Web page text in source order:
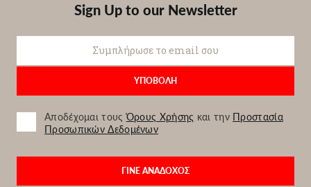
Sign Up to our Newsletter
Αποδέχομαι τουςΌρους Χρήσης και την Προστασία
Προσωπικών Δεδομένων
ΓΙΝΕ ΑΝΑΔΟΧΟΣ